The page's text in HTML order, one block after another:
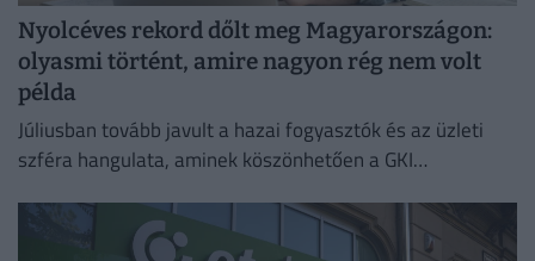
Nyolcéves rekord dőlt meg Magyarországon:
olyasmi történt, amire nagyon rég nem volt
példa
Júliusban tovább javult a hazai fogyasztók és az üzleti
szféra hangulata, aminek köszönhetően a GKI